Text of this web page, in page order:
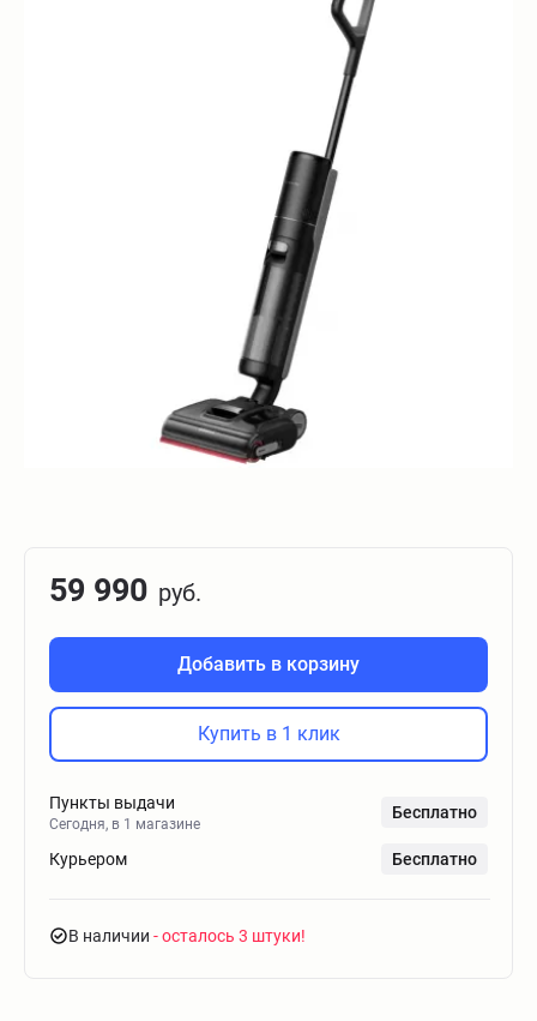
59 990 руб.
Добавить в корзину
Купить в 1 клик
Пункты выдачи
Сегодня, в 1 магазине
Бесплатно
Курьером Бесплатно
В наличии - осталось 3 штуки